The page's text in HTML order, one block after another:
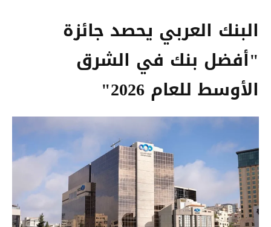
البنك العربي يحصد جائزة
"أفضل بنك في الشرق
الأوسط للعام 2026"